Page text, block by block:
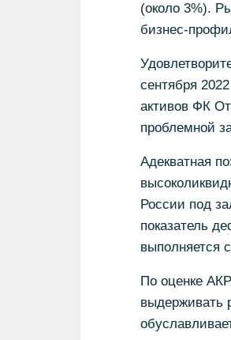
(около 3%).
бизнес-
сентября
активов ФК
проблемной
Адекватная
России под
показатель
выполняется
По оценке
выдерживать